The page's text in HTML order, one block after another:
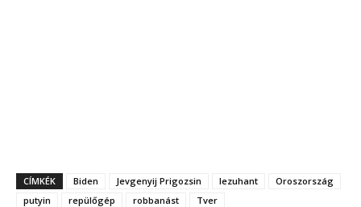
CÍMKÉK Biden Jevgenyij Prigozsin lezuhant
Oroszország
putyin
repülőgép robbanást
Tver